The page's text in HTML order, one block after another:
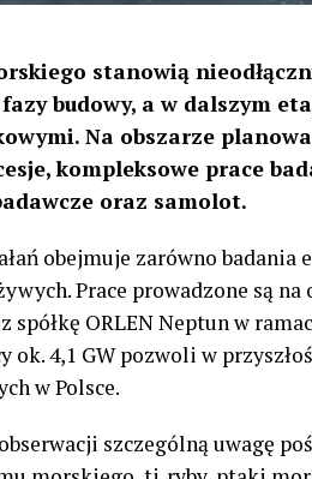
stanowią
budowy, a w dalszym
Na obszarze
kompleksowe prace
oraz samolot.
obejmuje zarówno
Prace prowadzone są
spółkę ORLEN Neptun w
ok. 4,1 GW pozwoli w
w Polsce.
szczególną uwagę